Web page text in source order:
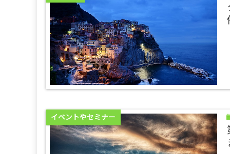
イベントやセミナー